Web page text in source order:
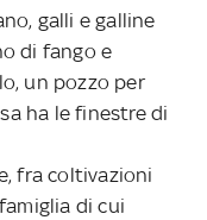
galli e galline
di fango e
un pozzo per
ha le finestre di
fra coltivazioni
di cui